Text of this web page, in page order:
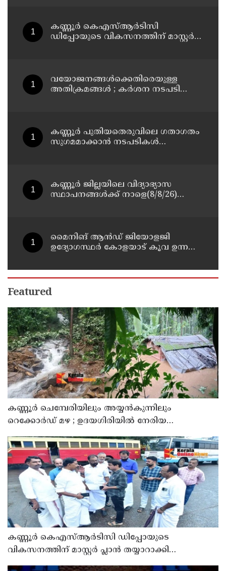
കണ്ണൂർ കെഎസ്ആർടിസി
ഡിപ്പോയുടെ വികസനത്തിന് മാസ്റ്റർ
വയോജനങ്ങൾക്കെതിരെയുള്ള
അതിക്രമങ്ങൾ ; കർശന നടപടി
കണ്ണൂർ പുതിയതെരുവിലെ ഗതാഗതം
സുഗമമാക്കാന്‍ നടപടികള്‍
കണ്ണൂർ ജില്ലയിലെ വിദ്യാഭ്യാസ
സ്ഥാപനങ്ങള്‍ക്ക് നാളെ(8/8/26)
മൈനിങ് ആൻഡ്​ ജിയോളജി
ഉദ്യോഗസ്ഥർ കോളയാട് കൂവ ഉന്നതി
Featured
കണ്ണൂർ ചെമ്പേരിയിലും അയ്യൻകുന്നിലും
റെക്കോർഡ് മഴ ; ഉദയഗിരിയിൽ നേരിയ
കണ്ണൂർ കെഎസ്ആർടിസി ഡിപ്പോയുടെ
വികസനത്തിന് മാസ്റ്റർ പ്ലാൻ തയ്യാറാക്കി